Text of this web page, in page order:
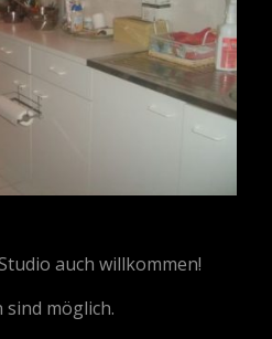
auch willkommen!
möglich.